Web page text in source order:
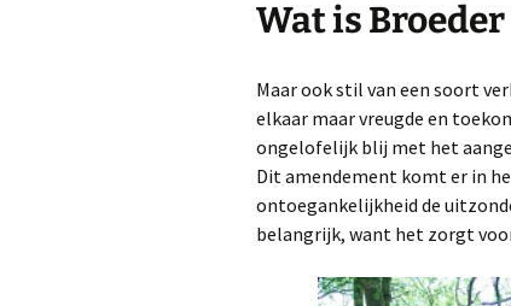
Wat is
Maar ook stil van een soort
elkaar maar vreugde en
ongelofelijk blij met het
Dit amendement komt er in
ontoegankelijkheid de
belangrijk, want het zorgt